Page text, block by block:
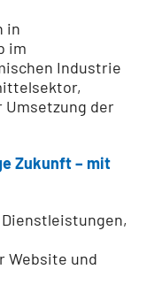
in
im
Industrie
der
Zukunft – mit
Website und